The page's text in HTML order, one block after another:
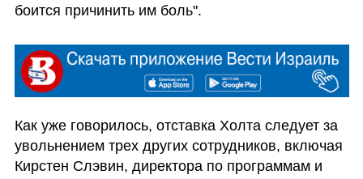
боится причинить им боль".
Как уже говорилось, отставка Холта следует за
увольнением трех других сотрудников, включая
Кирстен Слэвин, директора по программам и